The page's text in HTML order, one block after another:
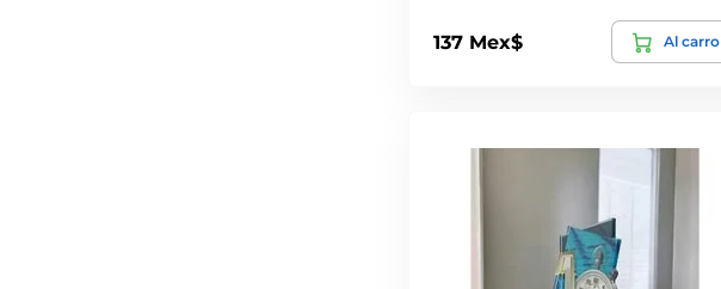
137 Mex$ Al carro